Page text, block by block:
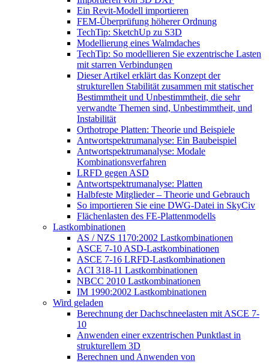
Ein Revit-Modell importieren
FEM-Überprüfung höherer Ordnung
TechTip: SketchUp zu S3D
Modellierung eines Walmdaches
TechTip: So modellieren Sie exzentrische Lasten
mit starren Verbindungen
Dieser Artikel erklärt das Konzept der
strukturellen Stabilität zusammen mit statischer
Bestimmtheit und Unbestimmtheit, die sehr
verwandte Themen sind, Unbestimmtheit, und
Instabilität
Orthotrope Platten: Theorie und Beispiele
Antwortspektrumanalyse: Ein Baubeispiel
Antwortspektrumanalyse: Modale
Kombinationsverfahren
LRFD gegen ASD
Antwortspektrumanalyse: Platten
Halbfeste Mitglieder – Theorie und Gebrauch
So importieren Sie eine DWG-Datei in SkyCiv
Flächenlasten des FE-Plattenmodells
Lastkombinationen
AS / NZS 1170:2002 Lastkombinationen
ASCE 7-10 ASD-Lastkombinationen
ASCE 7-16 LRFD-Lastkombinationen
ACI 318-11 Lastkombinationen
NBCC 2010 Lastkombinationen
IM 1990:2002 Lastkombinationen
Wird geladen
Berechnung der Dachschneelasten mit ASCE 7-
10
Anwenden einer exzentrischen Punktlast in
strukturellem 3D
Berechnen und Anwenden von